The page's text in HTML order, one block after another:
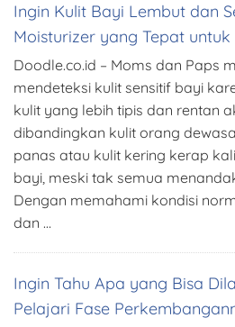
Ingin Kulit Bayi Lembut dan
Moisturizer yang Tepat
Doodle.co.id – Moms dan Paps
mendeteksi kulit sensitif bayi
kulit yang lebih tipis dan rentan
dibandingkan kulit orang
panas atau kulit kering kerap
bayi, meski tak semua
Dengan memahami kondisi
dan …
Ingin Tahu Apa yang Bisa
Pelajari Fase